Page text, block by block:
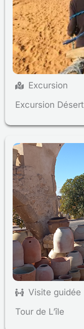
Excursion
Excursion Désert
Visite guidée
Tour de L’île